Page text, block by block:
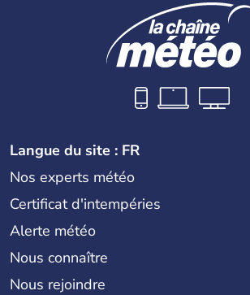
Langue du site : FR
Nos experts météo
Certificat d'intempéries
Alerte météo
Nous connaître
Nous rejoindre